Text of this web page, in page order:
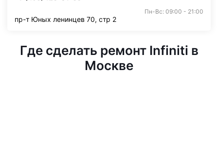
Пн-Вс: 09:00 - 21:00
пр-т Юных ленинцев 70, стр 2
Где сделать ремонт Infiniti в
Москве